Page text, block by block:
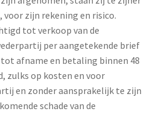
zijn rekening en risico.
tot verkoop van de
per aangetekende brief
afname en betaling binnen 48
zulks op kosten en voor
en zonder aansprakelijk te zijn
schade van de